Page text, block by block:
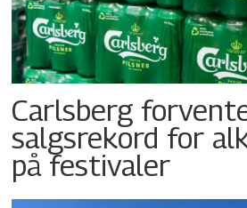
Carlsberg
salgsrekord for
på festivaler